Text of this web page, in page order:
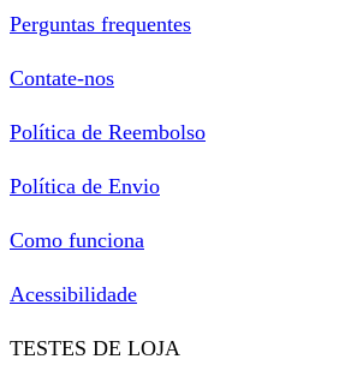
Perguntas frequentes
Contate-nos
Política de Reembolso
Política de Envio
Como funciona
Acessibilidade
TESTES DE LOJA